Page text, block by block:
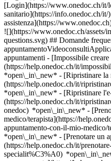
[Login](https://www.onedoc.ch/it/
sanitario](https://info.onedoc.ch/it/)
assistenza](https://
![](https://www.onedoc.ch/assets/
questions.svg) ## Domande
appuntamenti - [Impossibile
(https://help.onedoc.ch/it/
*open\_in\_new* - [Ripristinare la
(https://help.onedoc.ch/it/
*open\_in\_new* - [Ripristinare
(https://help.onedoc.ch/it/
onedoc) *open\_in\_new* -
medico/terapista](https://
appuntamento-con-il-mio-medico/
*open\_in\_new* - [Prenotare un
(https://help.onedoc.ch/it/
specialit%C3%A0)